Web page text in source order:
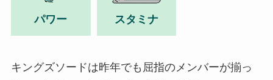
パワー スタミナ
キングズソードは昨年でも屈指のメンバーが揃っ